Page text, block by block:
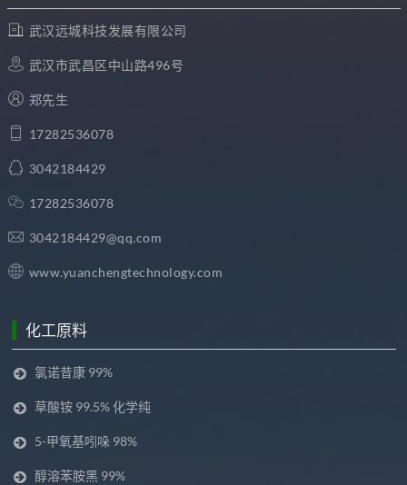
武汉远城科技发展有限公司
武汉市武昌区中山路496号
郑先生
17282536078
3042184429
17282536078
3042184429@qq.com
www.yuanchengtechnology.com
化工原料
氯诺昔康 99%
草酸铵 99.5% 化学纯
5-甲氧基吲哚 98%
醇溶苯胺黑 99%